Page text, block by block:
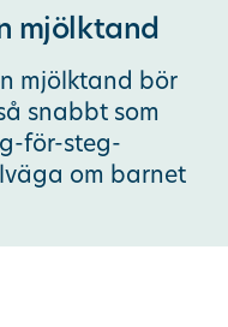
mjölktand
mjölktand bör
snabbt som
för-steg-
om barnet